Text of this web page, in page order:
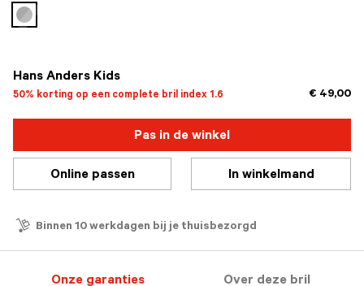
Hans Anders Kids
50% korting op een complete bril index 1.6 € 49,00
geselecteerd
Pas in de winkel
Online passen In winkelmand
Binnen 10 werkdagen bij je thuisbezorgd
Onze garanties Over deze bril